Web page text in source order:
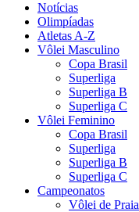
Notícias
Olimpíadas
Atletas A-Z
Vôlei Masculino
Copa Brasil
Superliga
Superliga B
Superliga C
Vôlei Feminino
Copa Brasil
Superliga
Superliga B
Superliga C
Campeonatos
Vôlei de Praia